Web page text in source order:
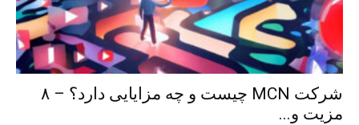
شرکت MCN چیست و چه مزایایی دارد؟ – ۸
مزیت و...